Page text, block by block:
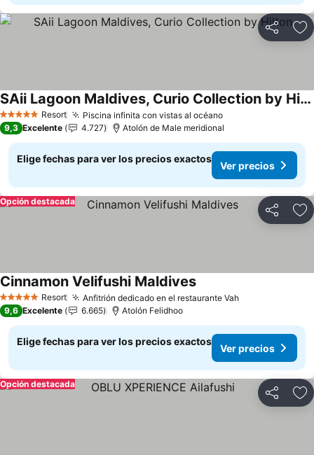
Compartir
5 Estrellas Resort Piscina infinita con vistas al océanoVer precios
SAii Lagoon Maldives, Curio Collection by Hilton
Ver precios
9,3 Excelente 4.727 Atolón de Male meridional
Elige fechas para ver los precios exactos
Ver precios
Compartir
Opción destacada
5 Estrellas Resort Anfitrión dedicado en el restaurante VahVer precios
Cinnamon Velifushi MaldivesVer precios
9,6 Excelente 6.665 Atolón Felidhoo
Elige fechas para ver los precios exactos
Ver precios
Compartir
Opción destacada